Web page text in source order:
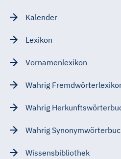
Kalender
Lexikon
Vornamenlexikon
Wahrig
Wahrig
Wahrig
Wissensbibliothek